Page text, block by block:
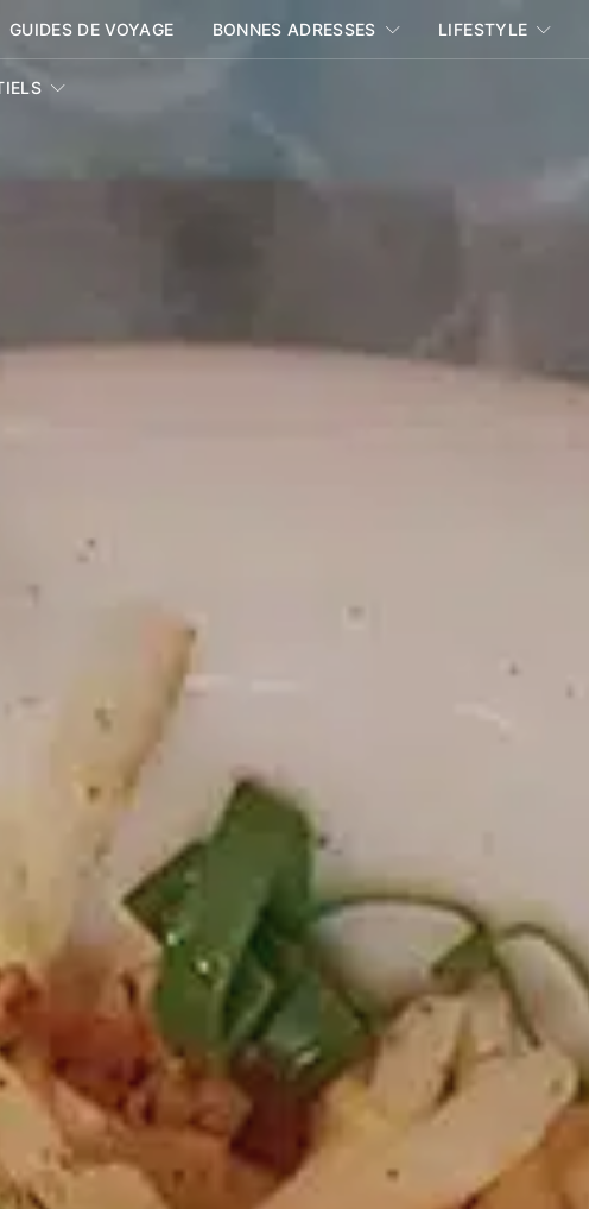
GUIDES DE VOYAGE BONNES ADRESSES LIFESTYLE